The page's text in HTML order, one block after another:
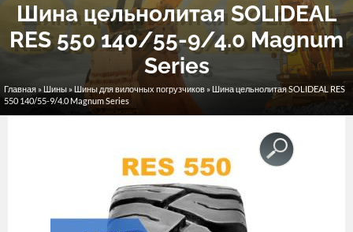
Шина цельнолитая SOLIDEAL
RES 550 140/55-9/4.0 Magnum
Series
Вы здесь
Главная » Шины » Шины для вилочных погрузчиков » Шина цельнолитая SOLIDEAL RES
550 140/55-9/4.0 Magnum Series